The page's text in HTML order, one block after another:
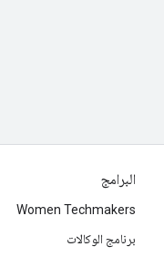
البرامج
Women Techmakers
برنامج الوكالات